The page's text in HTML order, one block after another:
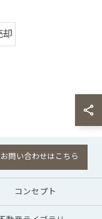
却
お問い合わせはこちら
コンセプト